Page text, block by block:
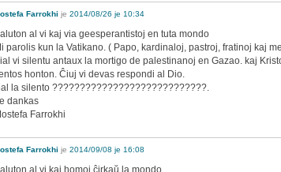
Farrokhi je 2014/08/26 je 10:34
al vi kaj via geesperantistoj en tuta mondo
parolis kun la Vatikano. ( Papo, kardinaloj, pastroj, fratinoj kaj
vi silentu antaux la mortigo de palestinanoj en Gazao. kaj
honton. Ĉiuj vi devas respondi al Dio.
la silento ????????????????????????????.
dankas
Farrokhi
Farrokhi je 2014/09/08 je 16:08
al vi kaj homoj ĉirkaŭ la mondo